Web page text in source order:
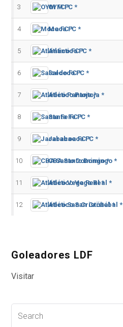
3 OYM FC *
4 Moca FC *
5 Atlántico FC *
6 Salcedo FC *
7 Atlético Pantoja *
8 Santa Fe FC *
9 Jarabacoa FC *
10 CBA Santo Domingo *
11 Atlético Vega Real *
12 Atlético San Cristóbal *
Goleadores LDF
Visitar